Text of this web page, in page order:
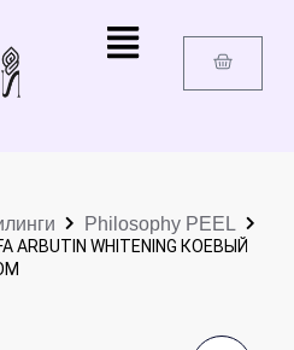
Philosophy PEEL
ARBUTIN WHITENING КОЕВЫЙ